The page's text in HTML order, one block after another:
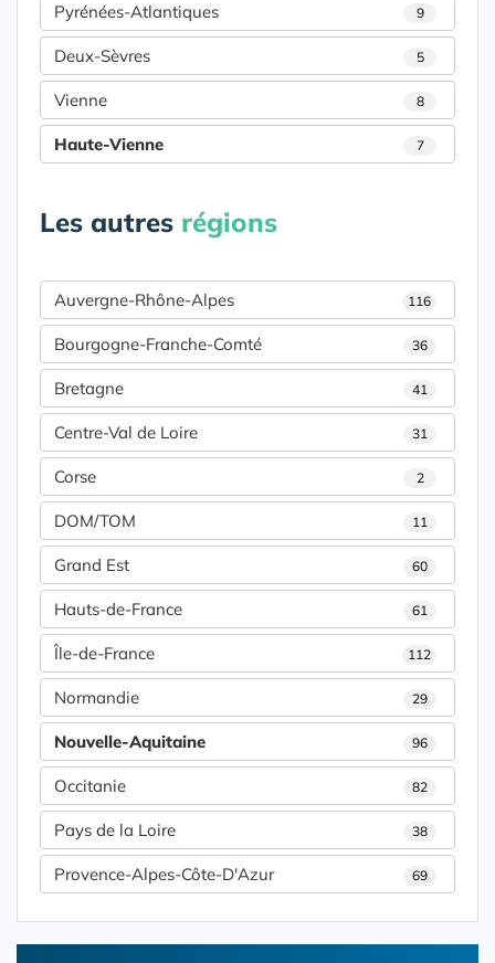
Pyrénées-Atlantiques 9
Deux-Sèvres 5
Vienne 8
Haute-Vienne 7
Les autres régions
Auvergne-Rhône-Alpes 116
Bourgogne-Franche-Comté 36
Bretagne 41
Centre-Val de Loire 31
Corse 2
DOM/TOM 11
Grand Est 60
Hauts-de-France 61
Île-de-France 112
Normandie 29
Nouvelle-Aquitaine 96
Occitanie 82
Pays de la Loire 38
Provence-Alpes-Côte-D'Azur 69